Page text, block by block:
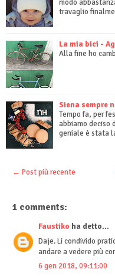
modo
travaglio
La mia bici -
Alla fine ho
Siena sempre
Tempo fa, per
abbiamo deciso
geniale è stata
← Post più recente
1 comments:
Faustiko ha detto...
Daje. Li condivido
andare a vedere più
6 gen 2018, 09:11:00